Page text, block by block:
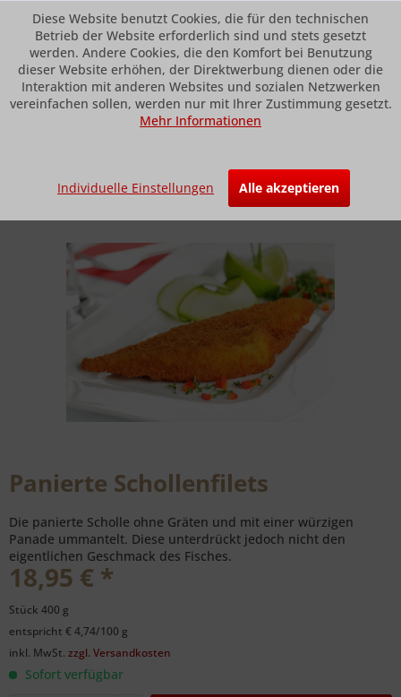
Menü
Panierte Schollenfilets
Panierte Schollenfilets
Die panierte Scholle ohne Gräten und mit einer würzigen
Panade ummantelt. Diese unterdrückt jedoch nicht den
eigentlichen Geschmack des Fisches.
18,95 € *
Stück 400 g
entspricht € 4,74/100 g
inkl. MwSt. zzgl. Versandkosten
Sofort verfügbar
Diese Website benutzt Cookies, die für den technischen
Betrieb der Website erforderlich sind und stets gesetzt
werden. Andere Cookies, die den Komfort bei Benutzung
dieser Website erhöhen, der Direktwerbung dienen oder die
Interaktion mit anderen Websites und sozialen Netzwerken
vereinfachen sollen, werden nur mit Ihrer Zustimmung gesetzt.
Mehr Informationen
Individuelle Einstellungen Alle akzeptieren